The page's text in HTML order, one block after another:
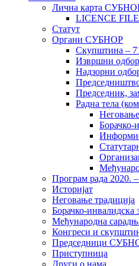
Лична карта
LICENCE
Статут
Органи СУБНОР
Скупштина –
Извршни
Надзорни
Председник,
Радна тела
Борачко-
Програм рада 2020.
Историјат
Неговање традиција
Борачко-инвалидска
Међународна
Конгреси и
Председници
Приступница